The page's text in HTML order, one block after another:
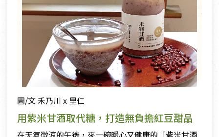
圖/文 禾乃川 x 里仁
用紫米甘酒取代糖，打造無負擔紅豆甜品
在天氣微涼的午後，來一碗暖心又健康的「紫米甘酒